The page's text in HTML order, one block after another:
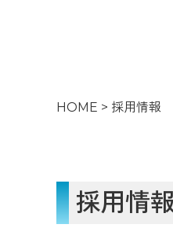
HOME > 採用情報
採用情